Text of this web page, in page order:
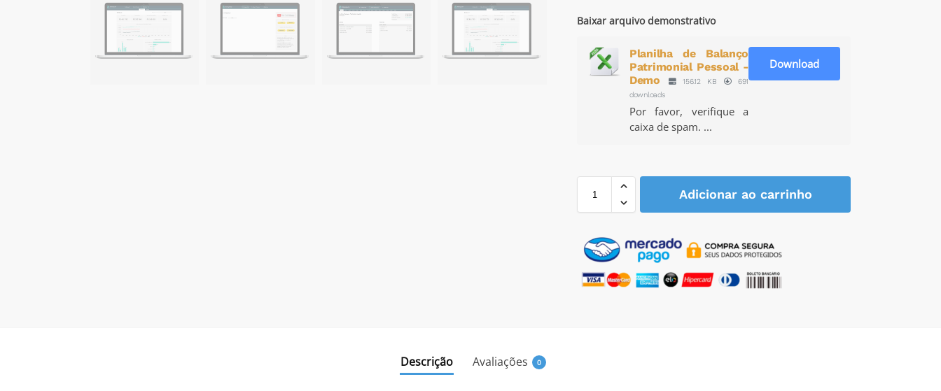
Baixar arquivo demonstrativo
Planilha de Balanço
Patrimonial Pessoal -
Demo
156.12 KB
691
downloads
Por favor, verifique a
caixa de spam. ...
Download
Adicionar ao carrinho
Descrição Avaliações 0